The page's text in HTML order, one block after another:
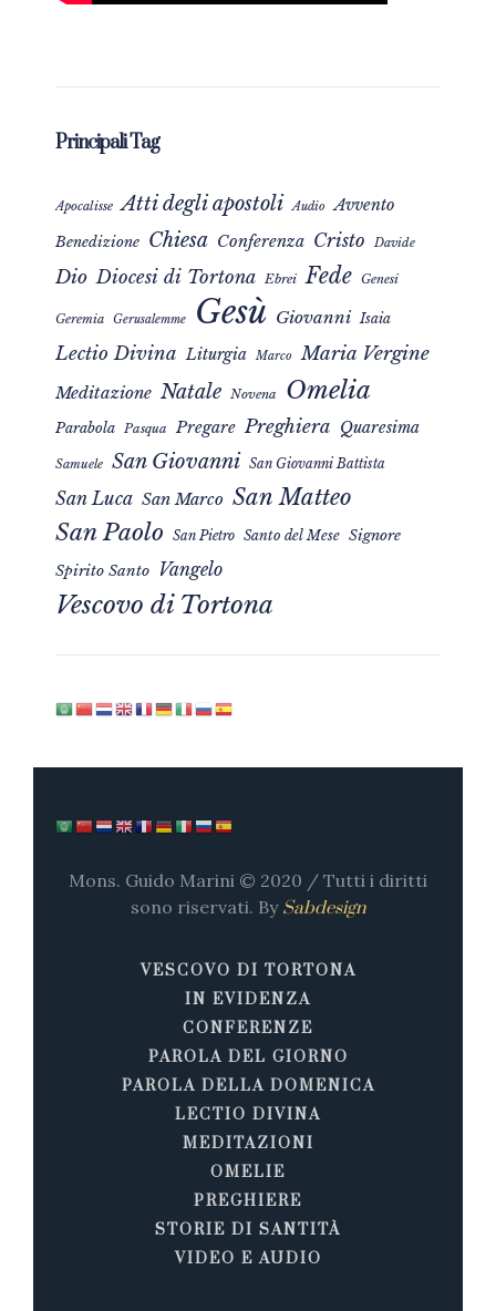
Principali Tag
Apocalisse Atti degli apostoli Audio Avvento
Benedizione Chiesa Conferenza Cristo Davide
Dio Diocesi di Tortona Ebrei Fede Genesi
Geremia Gerusalemme Gesù Giovanni Isaia
Lectio Divina Liturgia Marco Maria Vergine
Meditazione Natale Novena Omelia
Parabola Pasqua Pregare Preghiera Quaresima
Samuele San Giovanni San Giovanni Battista
San Luca San Marco San Matteo
San Paolo San Pietro Santo del Mese Signore
Spirito Santo Vangelo
Vescovo di Tortona
Mons. Guido Marini © 2020 / Tutti i diritti
sono riservati. By Sabdesign
VESCOVO DI TORTONA
IN EVIDENZA
CONFERENZE
PAROLA DEL GIORNO
PAROLA DELLA DOMENICA
LECTIO DIVINA
MEDITAZIONI
OMELIE
PREGHIERE
STORIE DI SANTITÀ
VIDEO E AUDIO